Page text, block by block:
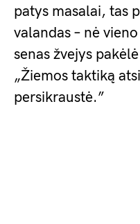
patys masalai, tas
valandas – nė
senas žvejys
„Žiemos taktiką
persikraustė.”